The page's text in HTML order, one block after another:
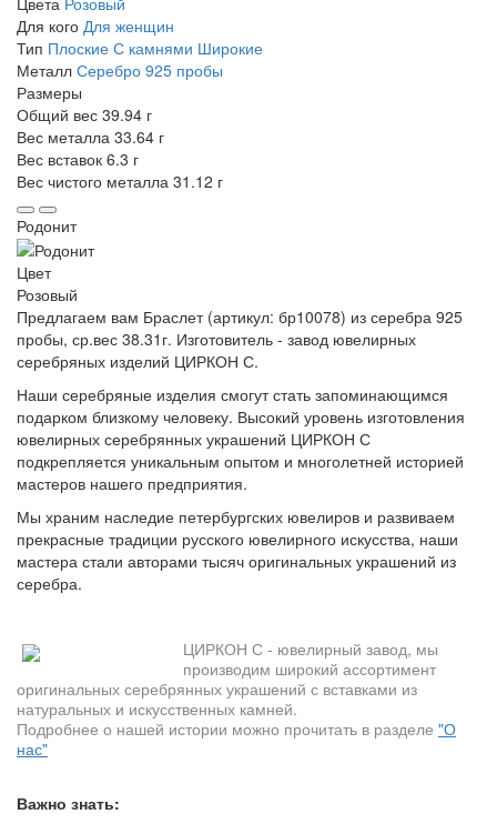
Для кого Для женщин
Тип Плоские С камнями Широкие
Металл Серебро 925 пробы
Размеры
Общий вес 39.94 г
Вес металла 33.64 г
Вес вставок 6.3 г
Вес чистого металла 31.12 г
Родонит
Цвет
Розовый
Предлагаем вам Браслет (артикул: бр10078) из серебра 925
пробы, ср.вес 38.31г. Изготовитель - завод ювелирных
серебряных изделий ЦИРКОН С.
Наши серебряные изделия смогут стать запоминающимся
подарком близкому человеку. Высокий уровень изготовления
ювелирных серебрянных украшений ЦИРКОН С
подкрепляется уникальным опытом и многолетней историей
мастеров нашего предприятия.
Мы храним наследие петербургских ювелиров и развиваем
прекрасные традиции русского ювелирного искусства, наши
мастера стали авторами тысяч оригинальных украшений из
серебра.
ЦИРКОН С - ювелирный завод, мы
производим широкий ассортимент
оригинальных серебрянных украшений с вставками из
натуральных и искусственных камней.
Подробнее о нашей истории можно прочитать в разделе "О
нас"
Важно знать: